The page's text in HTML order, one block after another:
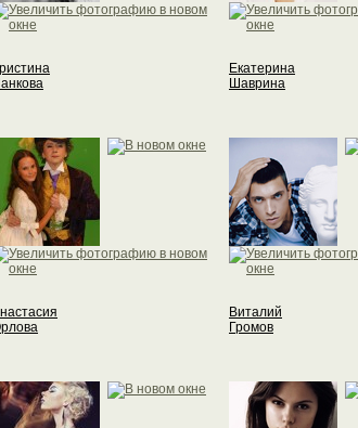
Екатерина
Шаврина
Виталий
Громов